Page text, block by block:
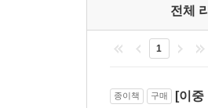
소설을 보내고, 수진
할애하듯, 편집자 또한
쓰는 일을 멈추지 않
“등단을 기점으로 이
전체
1
종이책 구매 [이